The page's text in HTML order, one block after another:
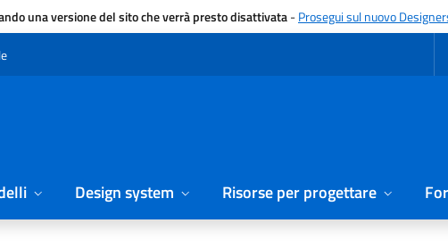
una versione del sito che verrà presto disattivata-Prosegui sul nuovo
Design system Risorse per progettare